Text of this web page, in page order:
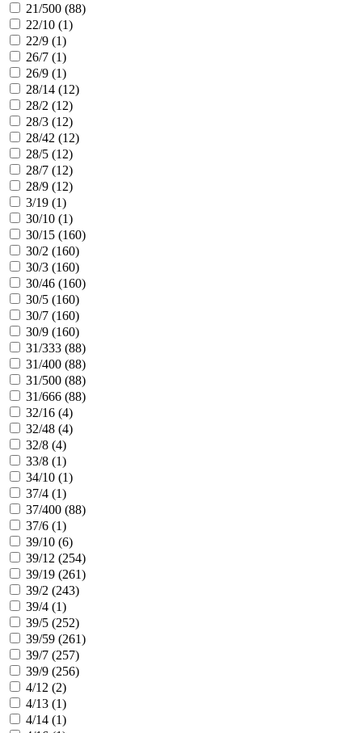
21/500 (88)
22/10 (1)
22/9 (1)
26/7 (1)
26/9 (1)
28/14 (12)
28/2 (12)
28/3 (12)
28/42 (12)
28/5 (12)
28/7 (12)
28/9 (12)
3/19 (1)
30/10 (1)
30/15 (160)
30/2 (160)
30/3 (160)
30/46 (160)
30/5 (160)
30/7 (160)
30/9 (160)
31/333 (88)
31/400 (88)
31/500 (88)
31/666 (88)
32/16 (4)
32/48 (4)
32/8 (4)
33/8 (1)
34/10 (1)
37/4 (1)
37/400 (88)
37/6 (1)
39/10 (6)
39/12 (254)
39/19 (261)
39/2 (243)
39/4 (1)
39/5 (252)
39/59 (261)
39/7 (257)
39/9 (256)
4/12 (2)
4/13 (1)
4/14 (1)